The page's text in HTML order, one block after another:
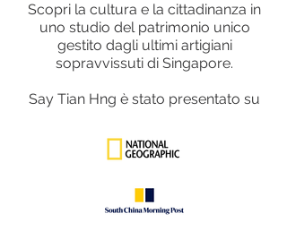
Scopri la cultura e la cittadinanza in
uno studio del patrimonio unico
gestito dagli ultimi artigiani
sopravvissuti di Singapore.
Say Tian Hng è stato presentato su